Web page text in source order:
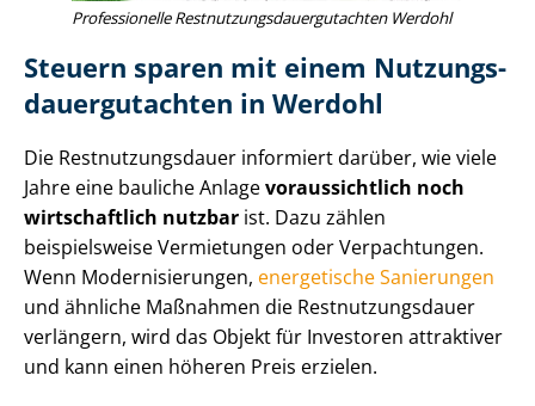
Professionelle Rest­nut­zungs­dau­er­gut­ach­ten Werdohl
Steuern sparen mit einem Nut­zungs­
dau­er­gut­ach­ten in Werdohl
Die Rest­nut­zungs­dau­er informiert darüber, wie viele
Jahre eine bauliche Anlagevoraussichtlich noch
wirtschaftlich nutzbar ist. Dazu zählen
beispielsweise Vermietungen oder Verpachtungen.
Wenn Mo­der­ni­sie­run­gen, energetische Sanierungen
und ähnliche Maßnahmen die Rest­nut­zungs­dau­er
verlängern, wird das Objekt für Investoren attraktiver
und kann einen höheren Preis erzielen.